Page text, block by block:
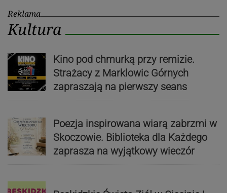
Reklama
Kultura
Kino pod chmurką przy remizie.
Strażacy z Marklowic Górnych
zapraszają na pierwszy seans
Poezja inspirowana wiarą zabrzmi w
Skoczowie. Biblioteka dla Każdego
zaprasza na wyjątkowy wieczór